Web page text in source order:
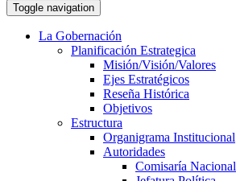
Toggle navigation
La Gobernación
Planificación Estrategica
Misión/Visión/Valores
Ejes Estratégicos
Reseña Histórica
Objetivos
Estructura
Organigrama Institucional
Autoridades
Comisaría Nacional